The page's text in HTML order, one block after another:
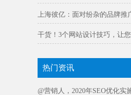
上海彼亿：面对纷杂的品牌推
干货！3个网站设计技巧，让
热门资讯
@营销人，2020年SEO优化实